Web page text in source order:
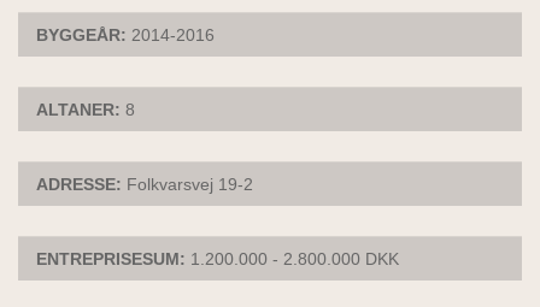
BYGGEÅR: 2014-2016
ALTANER: 8
ADRESSE: Folkvarsvej 19-2
ENTREPRISESUM: 1.200.000 - 2.800.000 DKK